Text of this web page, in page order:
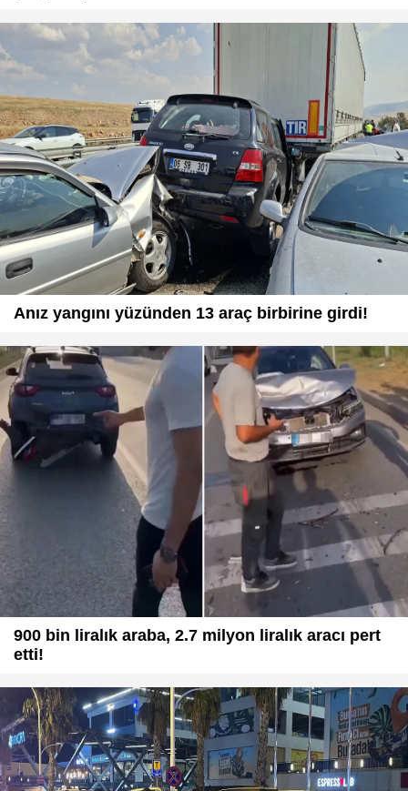
Anız yangını yüzünden 13 araç birbirine girdi!
900 bin liralık araba, 2.7 milyon liralık aracı pert
etti!